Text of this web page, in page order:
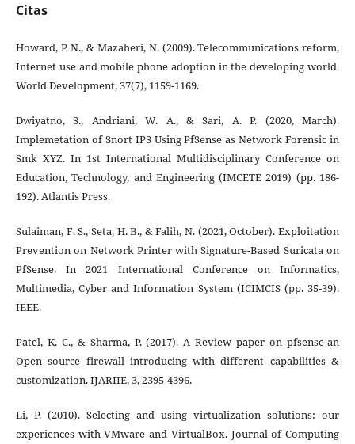
Citas
Howard, P. N., & Mazaheri, N. (2009). Telecommunications reform,
Internet use and mobile phone adoption in the developing world.
World Development, 37(7), 1159-1169.
Dwiyatno, S., Andriani, W. A., & Sari, A. P. (2020, March).
Implemetation of Snort IPS Using PfSense as Network Forensic in
Smk XYZ. In 1st International Multidisciplinary Conference on
Education, Technology, and Engineering (IMCETE 2019) (pp. 186-
192). Atlantis Press.
Sulaiman, F. S., Seta, H. B., & Falih, N. (2021, October). Exploitation
Prevention on Network Printer with Signature-Based Suricata on
PfSense. In 2021 International Conference on Informatics,
Multimedia, Cyber and Information System (ICIMCIS (pp. 35-39).
IEEE.
Patel, K. C., & Sharma, P. (2017). A Review paper on pfsense-an
Open source firewall introducing with different capabilities &
customization. IJARIIE, 3, 2395-4396.
Li, P. (2010). Selecting and using virtualization solutions: our
experiences with VMware and VirtualBox. Journal of Computing